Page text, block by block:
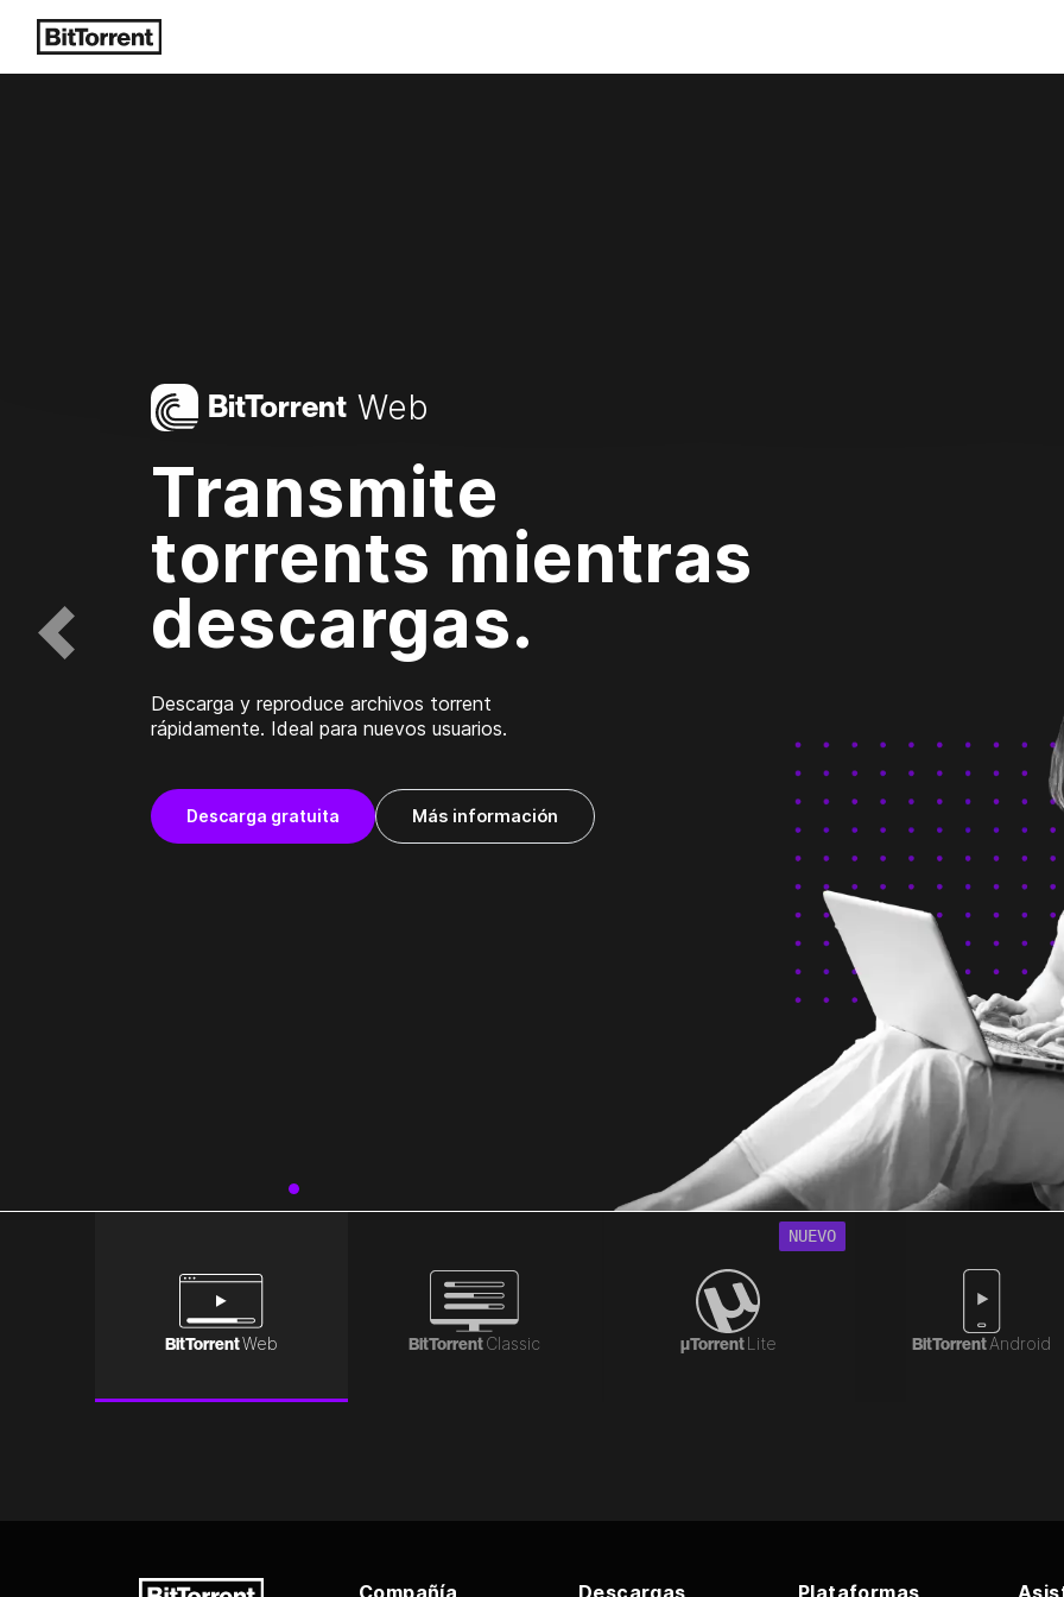
BitTorrent Web
Transmite
torrents mientras
descargas.
Descarga y reproduce archivos torrent
rápidamente. Ideal para nuevos usuarios.
Descarga gratuita Más información
prev
BitTorrentWeb BitTorrentClassic
NUEVO
µTorrentLite BitTorrentAndroid
Compañía Descargas Plataformas